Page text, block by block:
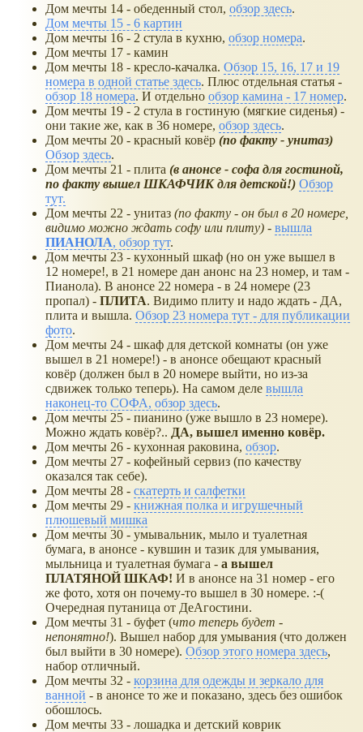
Дом мечты 14 - обеденный стол, обзор здесь.
Дом мечты 15 - 6 картин
Дом мечты 16 - 2 стула в кухню, обзор номера.
Дом мечты 17 - камин
Дом мечты 18 - кресло-качалка. Обзор 15, 16, 17 и 19
номера в одной статье здесь. Плюс отдельная статья -
обзор 18 номера. И отдельно обзор камина - 17 номер.
Дом мечты 19 - 2 стула в гостиную (мягкие сиденья) -
они такие же, как в 36 номере, обзор здесь.
Дом мечты 20 - красный ковёр (по факту - унитаз)
Обзор здесь.
Дом мечты 21 - плита (в анонсе - софа для гостиной,
по факту вышел ШКАФЧИК для детской!) Обзор
тут.
Дом мечты 22 - унитаз (по факту - он был в 20 номере,
видимо можно ждать софу или плиту) - вышла
ПИАНОЛА, обзор тут.
Дом мечты 23 - кухонный шкаф (но он уже вышел в
12 номере!, в 21 номере дан анонс на 23 номер, и там -
Пианола). В анонсе 22 номера - в 24 номере (23
пропал) - ПЛИТА. Видимо плиту и надо ждать - ДА,
плита и вышла. Обзор 23 номера тут - для публикации
фото.
Дом мечты 24 - шкаф для детской комнаты (он уже
вышел в 21 номере!) - в анонсе обещают красный
ковёр (должен был в 20 номере выйти, но из-за
сдвижек только теперь). На самом деле вышла
наконец-то СОФА, обзор здесь.
Дом мечты 25 - пианино (уже вышло в 23 номере).
Можно ждать ковёр?.. ДА, вышел именно ковёр.
Дом мечты 26 - кухонная раковина, обзор.
Дом мечты 27 - кофейный сервиз (по качеству
оказался так себе).
Дом мечты 28 - скатерть и салфетки
Дом мечты 29 - книжная полка и игрушечный
плюшевый мишка
Дом мечты 30 - умывальник, мыло и туалетная
бумага, в анонсе - кувшин и тазик для умывания,
мыльница и туалетная бумага - а вышел
ПЛАТЯНОЙ ШКАФ! И в анонсе на 31 номер - его
же фото, хотя он почему-то вышел в 30 номере. :-(
Очередная путаница от ДеАгостини.
Дом мечты 31 - буфет (что теперь будет -
непонятно!). Вышел набор для умывания (что должен
был выйти в 30 номере). Обзор этого номера здесь,
набор отличный.
Дом мечты 32 - корзина для одежды и зеркало для
ванной - в анонсе то же и показано, здесь без ошибок
обошлось.
Дом мечты 33 - лошадка и детский коврик